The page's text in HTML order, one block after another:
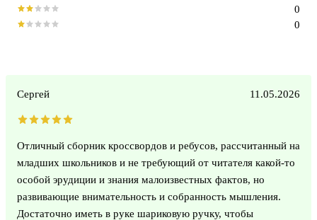
0
0
Сергей 11.05.2026
Отличный сборник кроссвордов и ребусов, рассчитанный на
младших школьников и не требующий от читателя какой-то
особой эрудиции и знания малоизвестных фактов, но
развивающие внимательность и собранность мышления.
Достаточно иметь в руке шариковую ручку, чтобы